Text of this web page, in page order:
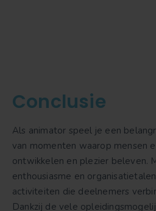
Conclusie
Als animator speel je een
van momenten waarop mensen
ontwikkelen en plezier beleven.
enthousiasme en
activiteiten die deelnemers
Dankzij de vele